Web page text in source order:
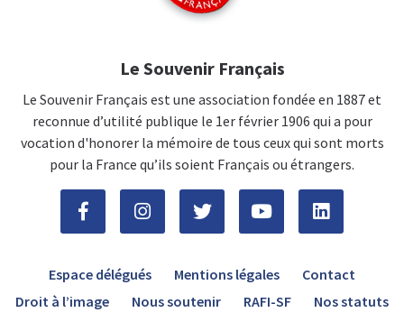
Le Souvenir Français
Le Souvenir Français est une association fondée en 1887 et
reconnue d’utilité publique le 1er février 1906 qui a pour
vocation d'honorer la mémoire de tous ceux qui sont morts
pour la France qu’ils soient Français ou étrangers.
Espace délégués Mentions légales
Contact
Droit à l’image
Nous soutenir RAFI-SF Nos statuts